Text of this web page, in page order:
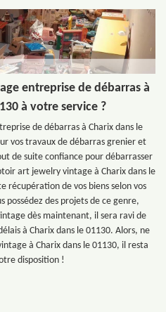
entreprise de débarras à
à votre service ?
de débarras à Charix dans le
vos travaux de débarras grenier et
de suite confiance pour débarrasser
art jewelry vintage à Charix dans le
récupération de vos biens selon vos
possédez des projets de ce genre,
dès maintenant, il sera ravi de
à Charix dans le 01130. Alors, ne
à Charix dans le 01130, il resta
disposition !